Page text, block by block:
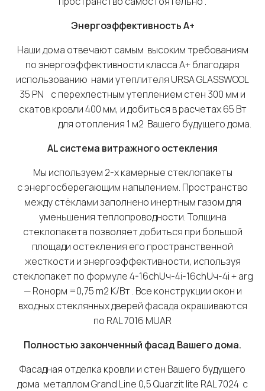
ЭнергоэффективностьA+
Наши дома отвечают самым высоким требованиям
по энергоэффективности класса А+ благодаря
использованию нами утеплителя URSA GLASSWOOL
35 PN с перехлестным утеплением стен 300 мм и
скатов кровли 400 мм, и добиться в расчетах 65 Вт
для отопления 1 м2 Вашего будущего дома.
ALсистема витражного остекления
Мы используем 2-х камерные стеклопакеты
с энергосберегающим напылением. Пространство
между стёклами заполнено инертным газом для
уменьшения теплопроводности. Толщина
стеклопакета позволяет добиться при большой
площади остекления его пространственной
жесткости и энергоэффективности, используя
стеклопакет по формуле 4-16chUч-4i-16chUч-4i + arg
— Roнорм =0,75 m2 K/Bт . Все конструкции окон и
входных стеклянных дверей фасада окрашиваются
по RAL 7016 MUAR
Полностью законченный фасад Вашего дома.
Фасадная отделка кровли и стен Вашего будущего
дома металлом Grand Line 0,5 Quarzit lite RAL 7024 с